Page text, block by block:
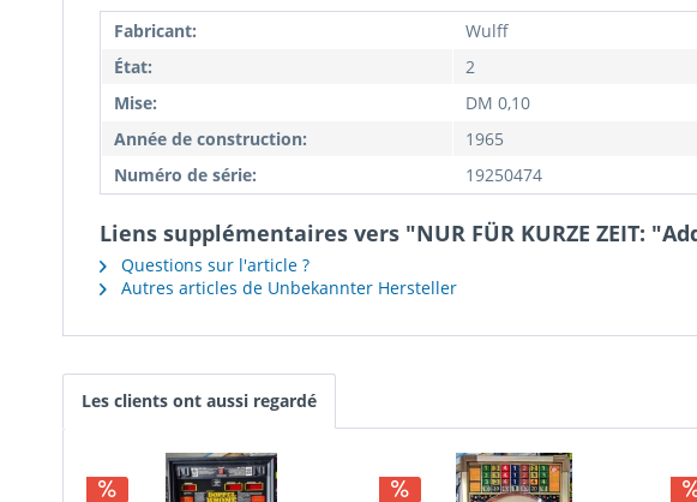
Fabricant:
Wulff
État:
2
Mise:
DM 0,10
Année de construction:
1965
Numéro de série:
19250474
Liens supplémentaires vers "NUR FÜR KURZE ZEIT:
Questions sur l'article ?
Autres articles de Unbekannter Hersteller
Les clients ont aussi regardé